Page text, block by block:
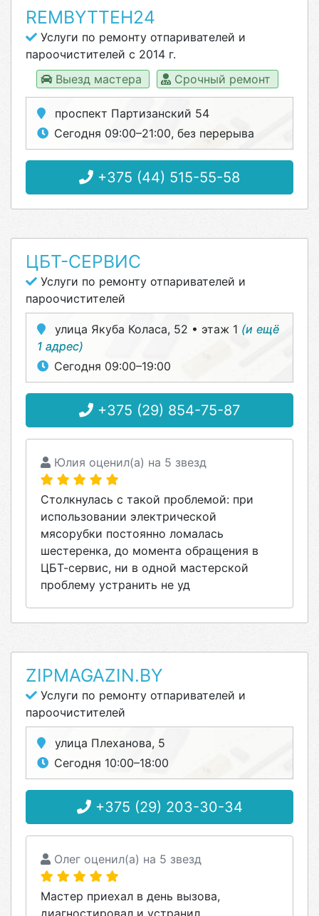
REMBYTTEH24
Услуги по ремонту отпаривателей и
пароочистителей с 2014 г.
Выезд мастера
Срочный ремонт
проспект Партизанский 54
Сегодня 09:00–21:00, без перерыва
+375 (44) 515-55-58
ЦБТ-СЕРВИС
Услуги по ремонту отпаривателей и
пароочистителей
улица Якуба Коласа, 52 • этаж 1 (и ещё
1 адрес)
Сегодня 09:00–19:00
+375 (29) 854-75-87
Юлия оценил(а) на 5 звезд
Столкнулась с такой проблемой: при
использовании электрической
мясорубки постоянно ломалась
шестеренка, до момента обращения в
ЦБТ-сервис, ни в одной мастерской
проблему устранить не уд
ZIPMAGAZIN.BY
Услуги по ремонту отпаривателей и
пароочистителей
улица Плеханова, 5
Сегодня 10:00–18:00
+375 (29) 203-30-34
Олег оценил(а) на 5 звезд
Мастер приехал в день вызова,
диагностировал и устранил